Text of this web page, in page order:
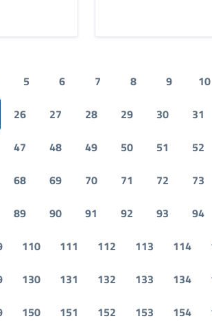
5 6 7 8 9 10
26 27 28 29 30 31
47 48 49 50 51 52
68 69 70 71 72 73
89 90 91 92 93 94
110 111 112 113 114
130 131 132 133 134
150 151 152 153 154